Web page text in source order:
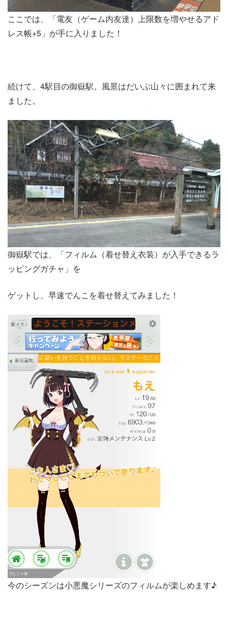
ここでは、「電友（ゲーム内友達）上限数を増やせるアド
レス帳+5」が手に入りました！
続けて、4駅目の御嶽駅。風景はだいぶ山々に囲まれて来
ました。
御嶽駅では、「フィルム（着せ替え衣装）が入手できるラ
ッピングガチャ」を
ゲットし、早速でんこを着せ替えてみました！
今のシーズンは小悪魔シリーズのフィルムが楽しめます♪